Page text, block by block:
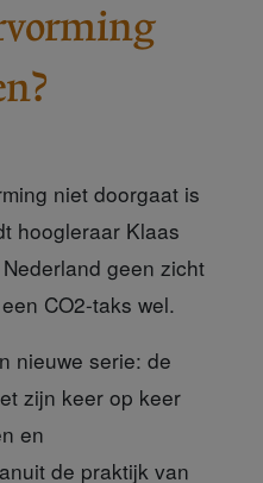
niet doorgaat is
hoogleraar Klaas
geen zicht
CO2-taks wel.
nieuwe serie: de
zijn keer op keer
en
de praktijk van